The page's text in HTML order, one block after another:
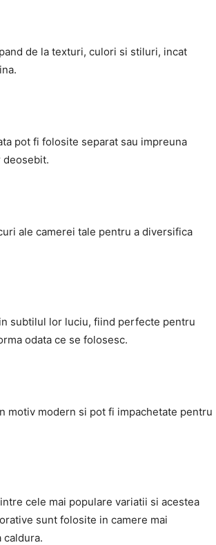
de la texturi, culori si stiluri, incat
pot fi folosite separat sau impreuna
deosebit.
ale camerei tale pentru a diversifica
subtilul lor luciu, fiind perfecte pentru
odata ce se folosesc.
motiv modern si pot fi impachetate pentru
cele mai populare variatii si acestea
sunt folosite in camere mai
caldura.